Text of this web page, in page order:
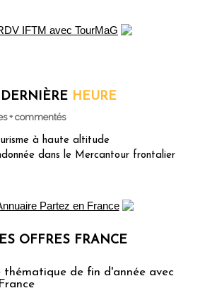
DERNIÈRE HEURE
+ commentés
à haute altitude
dans le Mercantour frontalier
OFFRES FRANCE
thématique de fin d'année avec